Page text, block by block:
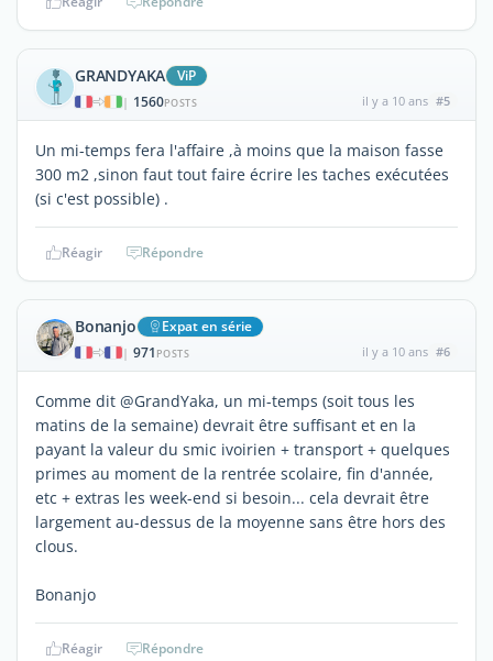
GRANDYAKA ViP
| 1560POSTS il y a 10 ans #5
Un mi-temps fera l'affaire ,à moins que la maison fasse
300 m2 ,sinon faut tout faire écrire les taches exécutées
(si c'est possible) .
Réagir Répondre
Bonanjo Expat en série
| 971 POSTS il y a 10 ans #6
Comme dit @GrandYaka, un mi-temps (soit tous les
matins de la semaine) devrait être suffisant et en la
payant la valeur du smic ivoirien + transport + quelques
primes au moment de la rentrée scolaire, fin d'année,
etc + extras les week-end si besoin... cela devrait être
largement au-dessus de la moyenne sans être hors des
clous.
Bonanjo
Réagir Répondre